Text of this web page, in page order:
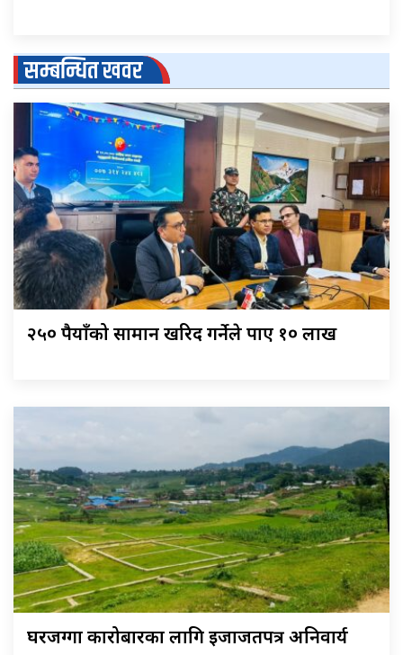
सम्बन्धित खवर
२५० रुपैयाँको सामान खरिद गर्नेले पाए १० लाख
घरजग्गा कारोबारका लागि इजाजतपत्र अनिवार्य